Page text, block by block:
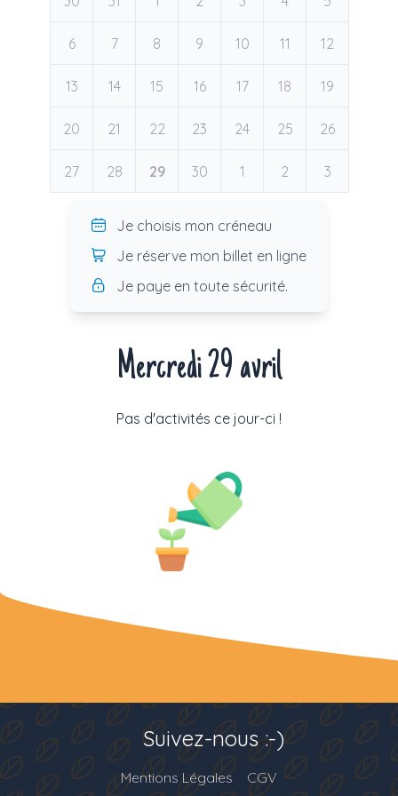
6 7 8 9 10 11 12
13 14 15 16 17 18 19
20 21 22 23 24 25 26
27 28 29 30 1 2 3
Je choisis mon créneau
Je réserve mon billet en ligne
Je paye en toute sécurité.
Mercredi 29 avril
Pas d'activités ce jour-ci !
Mentions Légales CGV
Suivez-nous :-)